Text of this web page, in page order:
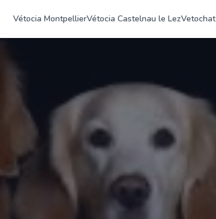
Vétocia MontpellierVétocia Castelnau le LezVetochat